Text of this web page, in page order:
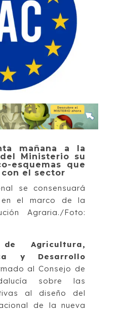
mañana a la
Ministerio su
esquemas que
con el sector
se consensuará
el marco de la
Agraria./Foto:
de Agricultura,
y Desarrollo
al Consejo de
sobre las
al diseño del
de la nueva